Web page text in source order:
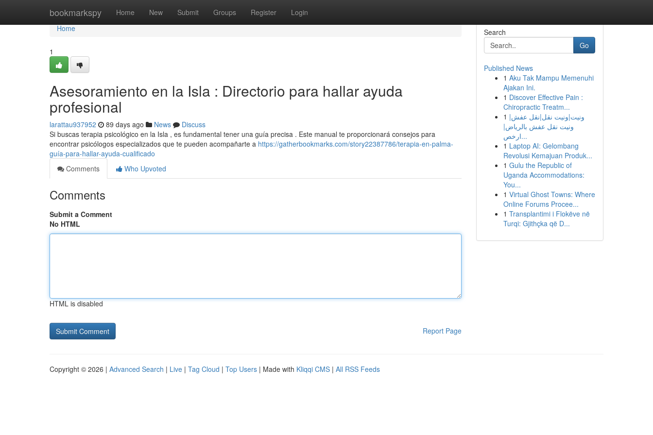
bookmarkspy Home New Submit Groups Register Login
Home
Home
1
Asesoramiento en la Isla : Directorio para hallar ayuda
profesional
larattau937952 89 days ago News
Discuss
Si buscas terapia psicológico en la Isla , es fundamental tener una guía precisa . Este manual te proporcionará consejos para
encontrar psicólogos especializados que te pueden acompañarte a https://gatherbookmarks.com/story22387786/terapia-en-palma-
guía-para-hallar-ayuda-cualificado
Comments
Who Upvoted
Comments
Submit a Comment
No HTML
HTML is disabled
Report Page
Search
Go
Published News
1 Aku Tak Mampu Memenuhi
Ajakan Ini.
1 Discover Effective Pain :
Chiropractic Treatm...
1 ونيت|ونيت نقل|نقل عفش|
ونيت نقل عفش بالرياض|
ارخص...
1 Laptop AI: Gelombang
Revolusi Kemajuan Produk...
1 Gulu the Republic of
Uganda Accommodations:
You...
1 Virtual Ghost Towns: Where
Online Forums Procee...
1 Transplantimi i Flokëve në
Turqi: Gjithçka që D...
Copyright © 2026 | Advanced Search | Live | Tag Cloud | Top Users | Made with Kliqqi CMS | All RSS Feeds